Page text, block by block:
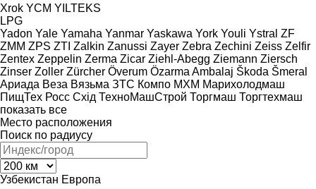
Xrok YCM YILTEKS
LPG
Yadon Yale Yamaha Yanmar Yaskawa York Youli Ystral ZF
ZMM ZPS ZTI Zalkin Zanussi Zayer Zebra Zechini Zeiss Zelfir
Zentex Zeppelin Zerma Zicar Ziehl-Abegg Ziemann Ziersch
Zinser Zoller Zürcher Överum Özarma Ambalaj Škoda Šmeral
Ариада Веза Вязьма ЗТС Компо МХМ Марихолодмаш
ПищТех Росс Схід ТехноМашСтрой Торгмаш Торгтехмаш
показать все
Место расположения
Поиск по радиусу
Узбекистан Европа